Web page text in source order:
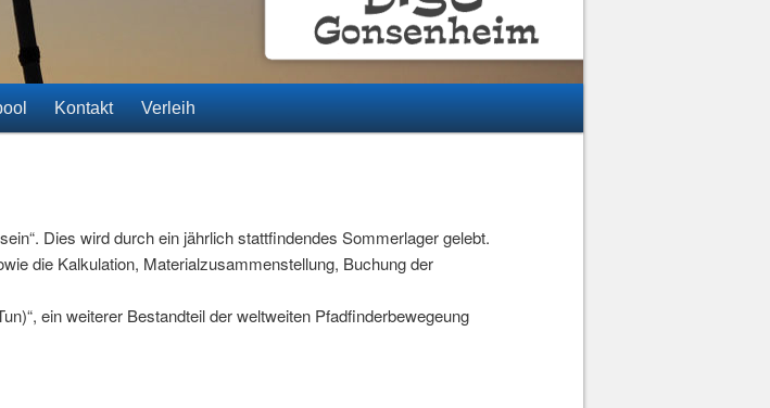
Kontakt Verleih
Dies wird durch ein jährlich stattfindendes Sommerlager gelebt.
die Kalkulation, Materialzusammenstellung, Buchung der
ein weiterer Bestandteil der weltweiten Pfadfinderbewegeung